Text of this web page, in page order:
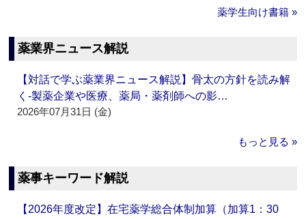
薬学生向け書籍 »
薬業界ニュース解説
【対話で学ぶ薬業界ニュース解説】骨太の方針を読み解
く‐製薬企業や医療、薬局・薬剤師への影…
2026年07月31日 (金)
もっと見る »
薬事キーワード解説
【2026年度改定】在宅薬学総合体制加算（加算1：30